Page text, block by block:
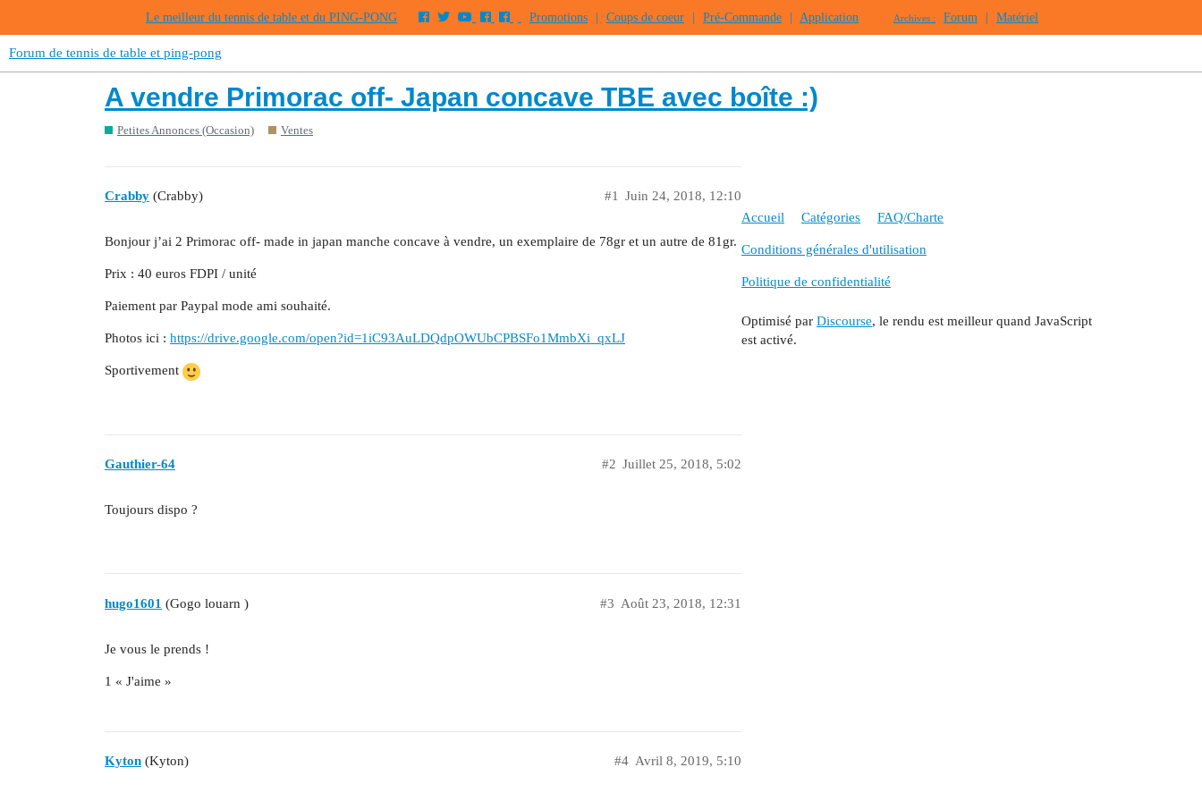
Le meilleur du tennis de table et du PING-PONG Promotions Coups de coeur Pré-Commande Application Archives : Forum Matériel
Forum de tennis de table et ping-pong
A vendre Primorac off- Japan concave TBE avec boîte :)
Petites Annonces (Occasion) Ventes
Crabby (Crabby) Juin 24, 2018, 12:10
#1
Bonjour j’ai 2 Primorac off- made in japan manche concave à vendre, un exemplaire de 78gr et un autre de 81gr.
Prix : 40 euros FDPI / unité
Paiement par Paypal mode ami souhaité.
Photos ici : https://drive.google.com/open?id=1iC93AuLDQdpOWUbCPBSFo1MmbXi_qxLJ
Sportivement
Gauthier-64 Juillet 25, 2018, 5:02
#2
Toujours dispo ?
hugo1601 (Gogo louarn ) Août 23, 2018, 12:31
#3
Je vous le prends !
1 « J'aime »
Kyton (Kyton) Avril 8, 2019, 5:10
#4
Accueil Catégories FAQ/Charte
Conditions générales d'utilisation
Politique de confidentialité
Optimisé par Discourse, le rendu est meilleur quand JavaScript
est activé.